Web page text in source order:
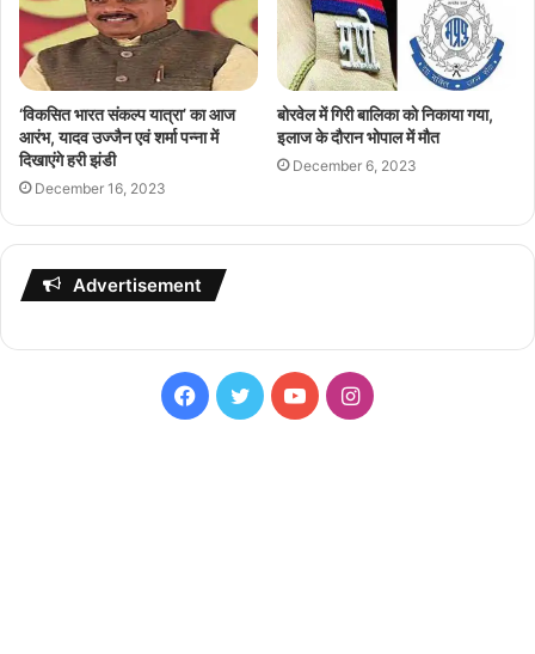
‘विकसित भारत संकल्प यात्रा’ का आज
आरंभ, यादव उज्जैन एवं शर्मा पन्ना में
दिखाएंगे हरी झंडी
December 16, 2023
बोरवेल में गिरी बालिका काे निकाया गया,
इलाज के दौरान भोपाल में मौत
December 6, 2023
Advertisement
Facebook
TwitterYouTubeInstagram